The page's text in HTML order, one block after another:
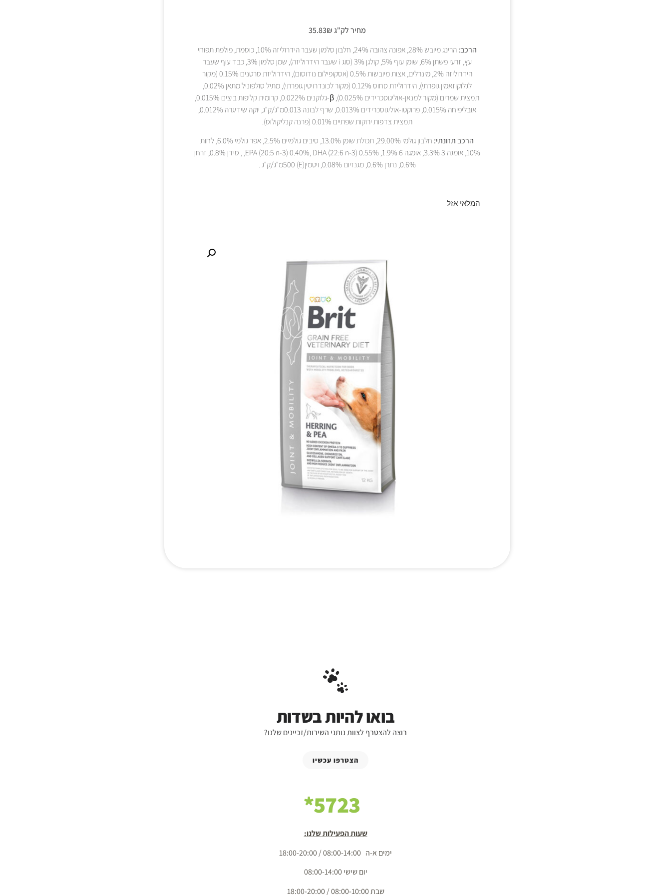
מחיר לק"ג 35.83₪
הרכב:
הרינג מיובש 28%, אפונה צהובה 24%, חלבון סלמון שעבר הידרוליזה 10%, כוסמת, פולפת תפוחי
עץ, זרעי פשתן 6%, שומן עוף 5%, קולגן 3% (סוג i שעבר הידרוליזה), שמן סלמון 3%, כבד עוף שעבר
הידרוליזה 2%, מינרלים, אצות מיובשות 0.5% (אסקופילום נודוסום), הידרוליזת סרטנים 0.15% (מקור
לגלוקוזאמין גופרתי), הידרוליזת סחוס 0.12% (מקור לכונדרויטין גופרתי), מתיל סולפוניל מתאן 0.02%,
תמצית שמרים (מקור למנאן-אוליגוסכרידים 0.025%), β-גלוקנים 0.022%, קרומית קליפות ביצים 0.015%,
אובליפיחה 0.015%, פרוקטו-אוליגוסכרידים 0.013%, שרף לבונה 0.013מ"ג/ק"ג, יוקה שידיגרה 0.012%,
תמצית צדפות ירוקות שפתיים 0.01% (פרנה קנליקולוס).
הרכב תזונתי:
חלבון גולמי 29.00%, תכולת שומן 13.0%, סיבים גולמיים 2.5%, אפר גולמי 6.0%, לחות
10%, אומגה 3 3.3%, אומגה 6 1.9%, EPA (20:5 n-3) 0.40%, DHA (22:6 n-3) 0.55%, , סידן 0.8%, זרחן
0.6%, נתרן 0.6%, מגנזיום 0.08%, ויטמין(E) 500מ"ג/ק"ג .
המלאי אזל
בואו להיות בשדות
רוצה להצטרף לצוות נותני השירות/זכיינים שלנו?
הצטרפו עכשיו
5723*
שעות הפעילות שלנו:
ימים א-ה 08:00-14:00 / 18:00-20:00
יום שישי 08:00-14:00
שבת 08:00-10:00 / 18:00-20:00